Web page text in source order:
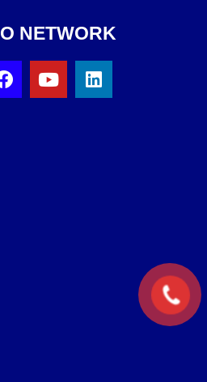
NETWORK